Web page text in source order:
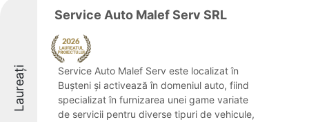
Laureați
Service Auto Malef Serv SRL
Service Auto Malef Serv este localizat în
Bușteni și activează în domeniul auto, fiind
specializat în furnizarea unei game variate
de servicii pentru diverse tipuri de vehicule,